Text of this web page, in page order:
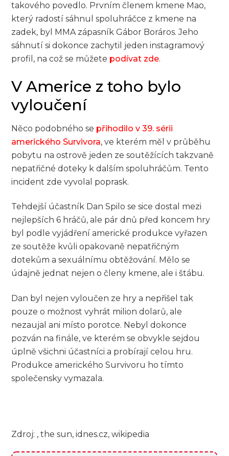
takového povedlo. Prvním členem kmene Mao,
který radostí sáhnul spoluhráčce z kmene na
zadek, byl MMA zápasník Gábor Boráros. Jeho
sáhnutí si dokonce zachytil jeden instagramový
profil, na což se můžete podívat zde.
V Americe z toho bylo
vyloučení
Něco podobného se přihodilo v 39. sérii
amerického Survivora, ve kterém měl v průběhu
pobytu na ostrově jeden ze soutěžících takzvaně
nepatřičné doteky k dalším spoluhráčům. Tento
incident zde vyvolal poprask.
Tehdejší účastník Dan Spilo se sice dostal mezi
nejlepších 6 hráčů, ale pár dnů před koncem hry
byl podle vyjádření americké produkce vyřazen
ze soutěže kvůli opakovaně nepatřičným
dotekům a sexuálnímu obtěžování. Mělo se
údajně jednat nejen o členy kmene, ale i štábu.
Dan byl nejen vyloučen ze hry a nepřišel tak
pouze o možnost vyhrát milion dolarů, ale
nezaujal ani místo porotce. Nebyl dokonce
pozván na finále, ve kterém se obvykle sejdou
úplně všichni účastníci a probírají celou hru.
Produkce amerického Survivoru ho tímto
společensky vymazala.
Zdroj: , the sun, idnes.cz, wikipedia